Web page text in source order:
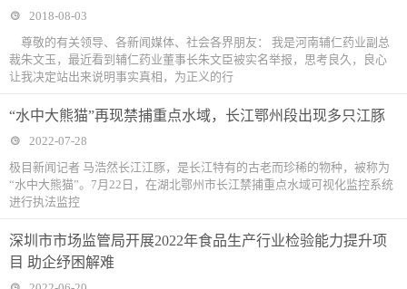
2018-08-03
尊敬的有关领导、各新闻媒体、社会各界朋友： 我是河南辅仁药业副总
裁朱文玉，最近看到辅仁药业董事长朱文臣被实名举报，思考良久，良心
让我决定站出来说明事实真相，为正义的行
“水中大熊猫”再现禁捕重点水域，长江鄂州段出现多只江豚
2022-07-28
极目新闻记者 马浩然长江江豚，是长江特有的古老而珍稀的物种，被称为
“水中大熊猫”。7月22日，在湖北鄂州市长江禁捕重点水域可视化监控系统
进行执法监控
深圳市市场监管局开展2022年食品生产行业检验能力提升项
目 助企纾困解难